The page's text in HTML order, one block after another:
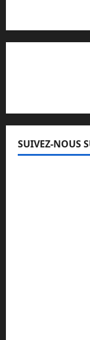
SUIVEZ-NOUS